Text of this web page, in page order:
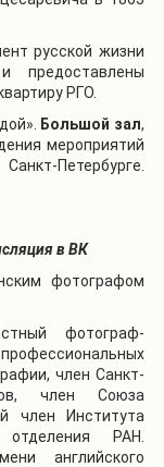
русской жизни
предоставлены
РГО.
Большой зал,
мероприятий
Петербурге.
в ВК
фотографом
фотограф-
член Санкт-
член Союза
член Института
РАН.
английского